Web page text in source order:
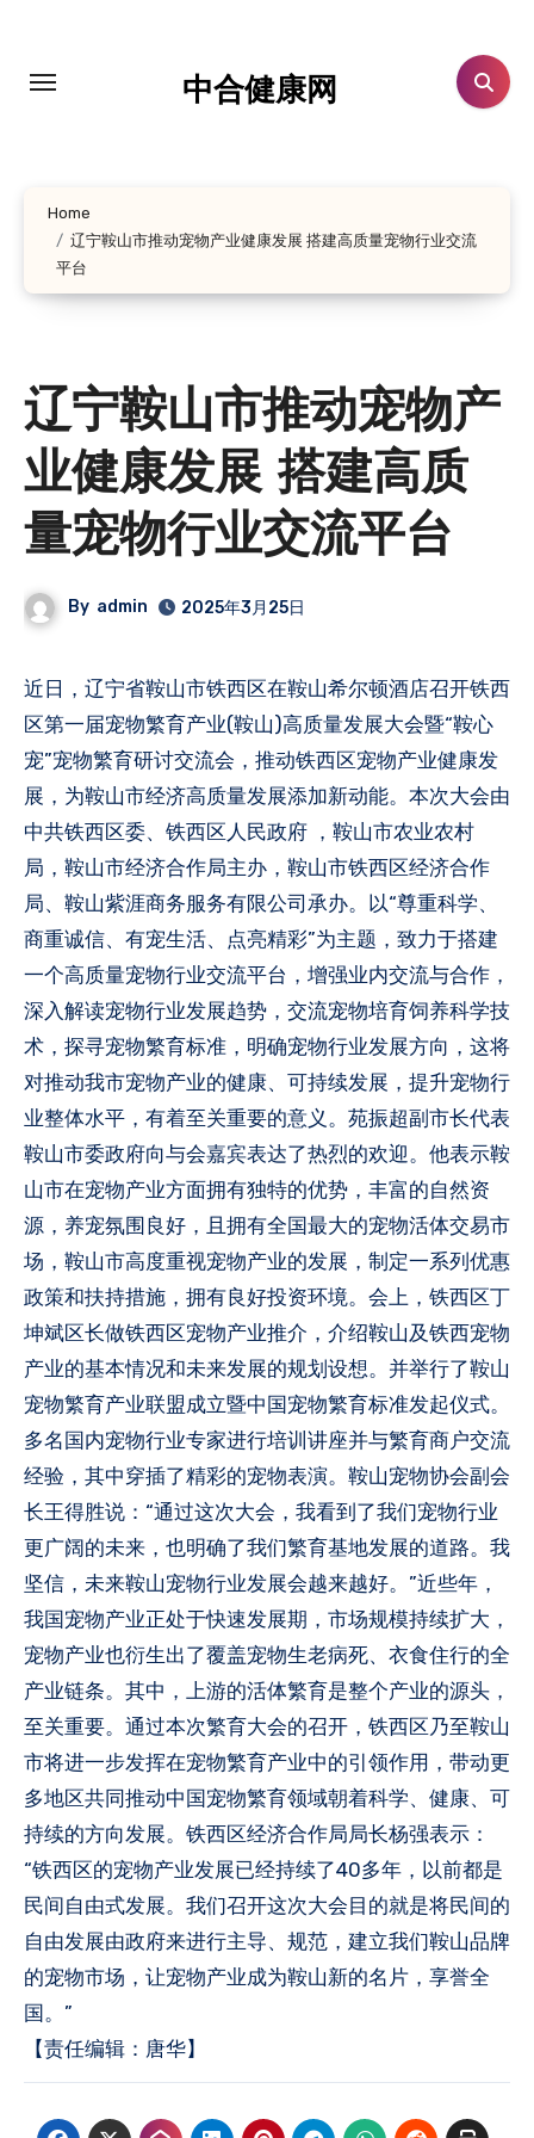
中合健康网
Home
辽宁鞍山市推动宠物产业健康发展 搭建高质量宠物行业交流
平台
辽宁鞍山市推动宠物产
业健康发展 搭建高质
量宠物行业交流平台
By admin 2025年3月25日
近日，辽宁省鞍山市铁西区在鞍山希尔顿酒店召开铁西
区第一届宠物繁育产业(鞍山)高质量发展大会暨“鞍心
宠”宠物繁育研讨交流会，推动铁西区宠物产业健康发
展，为鞍山市经济高质量发展添加新动能。本次大会由
中共铁西区委、铁西区人民政府 ，鞍山市农业农村
局，鞍山市经济合作局主办，鞍山市铁西区经济合作
局、鞍山紫涯商务服务有限公司承办。以“尊重科学、
商重诚信、有宠生活、点亮精彩”为主题，致力于搭建
一个高质量宠物行业交流平台，增强业内交流与合作，
深入解读宠物行业发展趋势，交流宠物培育饲养科学技
术，探寻宠物繁育标准，明确宠物行业发展方向，这将
对推动我市宠物产业的健康、可持续发展，提升宠物行
业整体水平，有着至关重要的意义。苑振超副市长代表
鞍山市委政府向与会嘉宾表达了热烈的欢迎。他表示鞍
山市在宠物产业方面拥有独特的优势，丰富的自然资
源，养宠氛围良好，且拥有全国最大的宠物活体交易市
场，鞍山市高度重视宠物产业的发展，制定一系列优惠
政策和扶持措施，拥有良好投资环境。会上，铁西区丁
坤斌区长做铁西区宠物产业推介，介绍鞍山及铁西宠物
产业的基本情况和未来发展的规划设想。并举行了鞍山
宠物繁育产业联盟成立暨中国宠物繁育标准发起仪式。
多名国内宠物行业专家进行培训讲座并与繁育商户交流
经验，其中穿插了精彩的宠物表演。鞍山宠物协会副会
长王得胜说：“通过这次大会，我看到了我们宠物行业
更广阔的未来，也明确了我们繁育基地发展的道路。我
坚信，未来鞍山宠物行业发展会越来越好。”近些年，
我国宠物产业正处于快速发展期，市场规模持续扩大，
宠物产业也衍生出了覆盖宠物生老病死、衣食住行的全
产业链条。其中，上游的活体繁育是整个产业的源头，
至关重要。通过本次繁育大会的召开，铁西区乃至鞍山
市将进一步发挥在宠物繁育产业中的引领作用，带动更
多地区共同推动中国宠物繁育领域朝着科学、健康、可
持续的方向发展。铁西区经济合作局局长杨强表示：
“铁西区的宠物产业发展已经持续了40多年，以前都是
民间自由式发展。我们召开这次大会目的就是将民间的
自由发展由政府来进行主导、规范，建立我们鞍山品牌
的宠物市场，让宠物产业成为鞍山新的名片，享誉全
国。”
【责任编辑：唐华】